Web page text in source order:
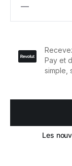
Shampooing
Nutri